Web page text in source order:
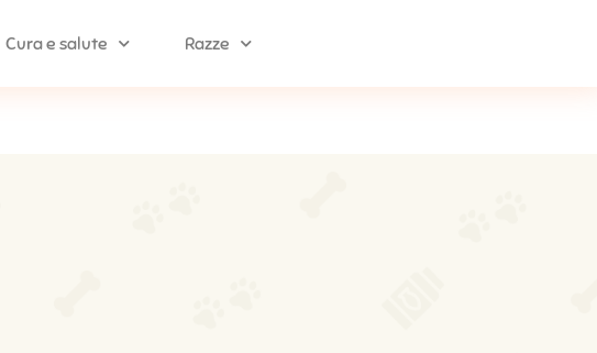
Cura e salute Razze